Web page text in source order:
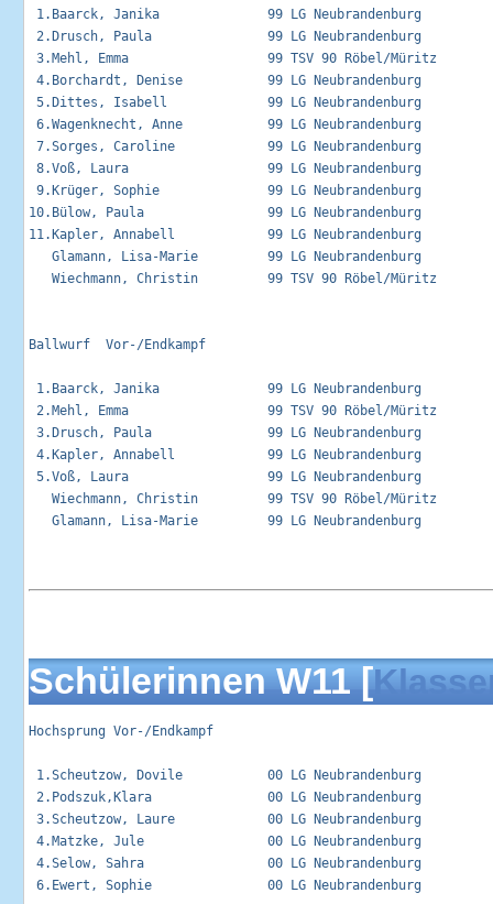
1.Baarck, Janika              99 LG
2.Drusch, Paula               99 LG
3.Mehl, Emma                  99 TSV 90 Röbel/
4.Borchardt, Denise           99 LG
5.Dittes, Isabell             99 LG
6.Wagenknecht, Anne           99 LG
7.Sorges, Caroline            99 LG
8.Voß, Laura                  99 LG
9.Krüger, Sophie              99 LG
10.Bülow, Paula                99 LG
11.Kapler, Annabell            99 LG
Glamann, Lisa-Marie         99 LG Neubrandenburg
Wiechmann, Christin         99 TSV 90 Röbel/Müritz
Ballwurf  Vor-/
1.Baarck, Janika              99 LG Neubrandenburg
2.Mehl, Emma                  99 TSV 90 Röbel/Müritz
3.Drusch, Paula               99 LG Neubrandenburg
4.Kapler, Annabell            99 LG Neubrandenburg
5.Voß, Laura                  99 LG Neubrandenburg
Wiechmann, Christin         99 TSV 90 Röbel/Müritz
Glamann, Lisa-Marie         99 LG Neubrandenburg
Schülerinnen W11 [
Hochsprung Vor-/Endkampf
1.Scheutzow, Dovile           00 LG Neubrandenburg
2.Podszuk,Klara               00 LG Neubrandenburg
3.Scheutzow, Laure            00 LG Neubrandenburg
4.Matzke, Jule                00 LG Neubrandenburg
4.Selow, Sahra                00 LG Neubrandenburg
6.Ewert, Sophie               00 LG Neubrandenburg